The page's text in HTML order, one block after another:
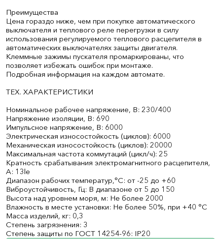
Преимущества
Цена гораздо ниже, чем при покупке автоматического
выключателя и теплового реле перегрузки в силу
использования регулируемого теплового расцепителя в
автоматических выключателях защиты двигателя.
Клеммные зажимы пускателя промаркированы, что
позволяет избежать ошибок при монтаже.
Подробная информация на каждом автомате.
ТЕХ. ХАРАКТЕРИСТИКИ
Номинальное рабочее напряжение, В: 230/400
Напряжение изоляции, В: 690
Импульсное напряжение, В: 6000
Электрическая износостойкость (циклов): 6000
Механическая износостойкость (циклов): 20000
Максимальная частота коммутаций (цикл/ч): 25
Кратность срабатывания электромагнитного расцепителя,
А: 13le
Диапазон рабочих температур,°С: от -25 до +60
Виброустойчивость, Гц: В диапазоне от 5 до 150
Высота над уровнем моря, м: Не более 2000
Влажность в месте установки: Не более 50%, при +40 °С
Масса изделий, кг: 0,3
Степень загрязнения: 3
Степень защиты по ГОСТ 14254-96: IP20